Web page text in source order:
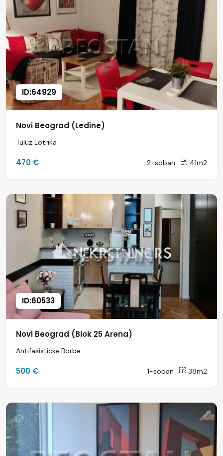
ID:64929
Novi Beograd (Ledine)
Tuluz Lotrika
470 € 2-soban 41m2
ID:60533
Novi Beograd (Blok 25 Arena)
Antifasisticke Borbe
500 € 1-soban 38m2